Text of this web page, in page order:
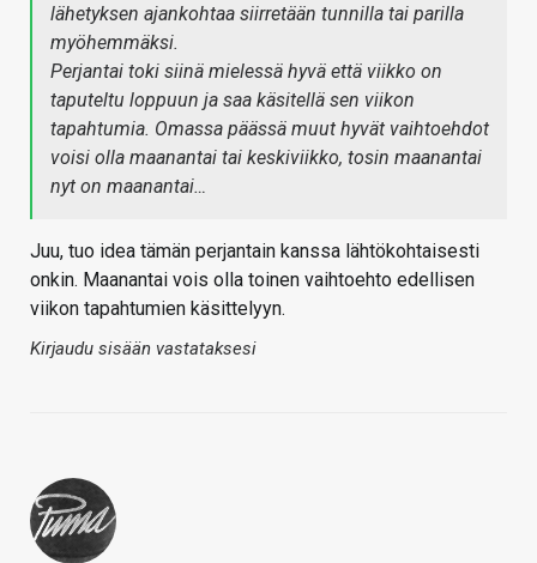
lähetyksen ajankohtaa siirretään tunnilla tai parilla
myöhemmäksi.
Perjantai toki siinä mielessä hyvä että viikko on
taputeltu loppuun ja saa käsitellä sen viikon
tapahtumia. Omassa päässä muut hyvät vaihtoehdot
voisi olla maanantai tai keskiviikko, tosin maanantai
nyt on maanantai…
Juu, tuo idea tämän perjantain kanssa lähtökohtaisesti
onkin. Maanantai vois olla toinen vaihtoehto edellisen
viikon tapahtumien käsittelyyn.
Kirjaudu sisään vastataksesi